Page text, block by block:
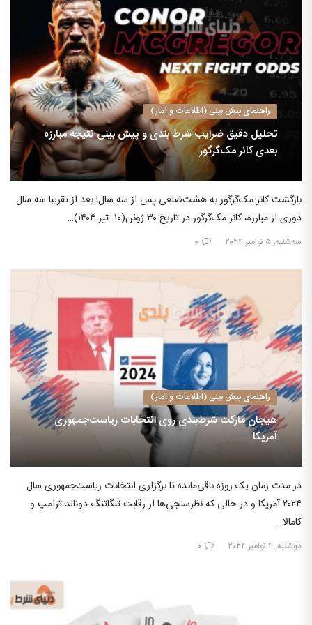
راهنمای پیش بینی (اطلاعات و آمار)
تحلیل دقیق ضرایب شرط بندی و پیش بینی نتیجه مبارزه
بعدی کانر مک‌گرگور
بازگشت کانر مک‌گرگور به هشت‌ضلعی پس از سه سال! بعد از تقریبا سه سال
دوری از مبارزه، کانر مک‌گرگور در تاریخ ۳۰ ژوئن(۱۰ تیر ۱۴۰۴)…
سه‌شنبه, ۵ نوامبر ۲۰۲۴ ۰
راهنمای پیش بینی (اطلاعات و آمار)
هیجان مارکت شرط‌‌بندی روی انتخابات ریاست‌جمهوری
آمریکا
در مدت زمان یک روزه باقی‌مانده تا برگزاری انتخابات ریاست‌جمهوری سال
۲۰۲۴ آمریکا و در حالی که نظرسنجی‌ها از رقابت تنگاتنگ دونالد ترامپ و
کامالا…
دوشنبه, ۴ نوامبر ۲۰۲۴ ۰